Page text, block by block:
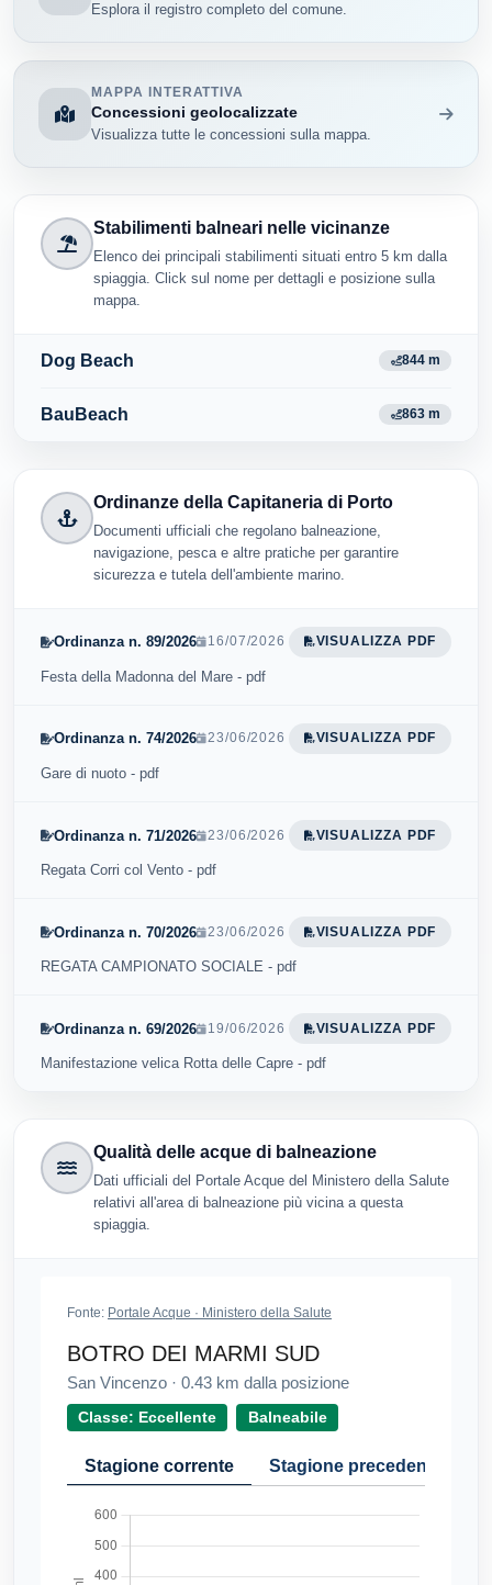
Esplora il registro completo del comune.
MAPPA INTERATTIVA
Concessioni geolocalizzate
Visualizza tutte le concessioni sulla mappa.
Stabilimenti balneari nelle vicinanze
Elenco dei principali stabilimenti situati entro 5 km dalla
spiaggia. Click sul nome per dettagli e posizione sulla
mappa.
Dog Beach 844 m
BauBeach 863 m
Ordinanze della Capitaneria di Porto
Documenti ufficiali che regolano balneazione,
navigazione, pesca e altre pratiche per garantire
sicurezza e tutela dell'ambiente marino.
Ordinanza n. 89/2026 16/07/2026 VISUALIZZA PDF
Festa della Madonna del Mare - pdf
Ordinanza n. 74/2026 23/06/2026 VISUALIZZA PDF
Gare di nuoto - pdf
Ordinanza n. 71/2026 23/06/2026 VISUALIZZA PDF
Regata Corri col Vento - pdf
Ordinanza n. 70/2026 23/06/2026 VISUALIZZA PDF
REGATA CAMPIONATO SOCIALE - pdf
Ordinanza n. 69/2026 19/06/2026 VISUALIZZA PDF
Manifestazione velica Rotta delle Capre - pdf
Qualità delle acque di balneazione
Dati ufficiali del Portale Acque del Ministero della Salute
relativi all'area di balneazione più vicina a questa
spiaggia.
Fonte: Portale Acque · Ministero della Salute
BOTRO DEI MARMI SUD
San Vincenzo · 0.43 km dalla posizione
Classe: Eccellente Balneabile
Stagione corrente Stagione precedente